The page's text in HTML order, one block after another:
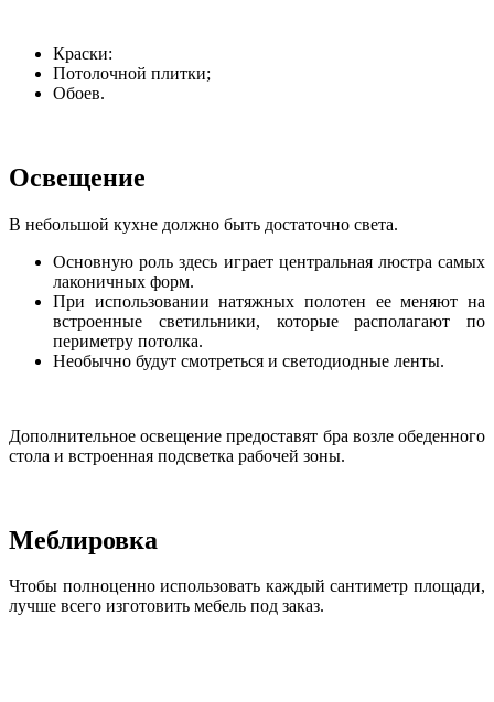
Краски:
Потолочной плитки;
Обоев.
Освещение
В небольшой кухне должно быть достаточно света.
Основную роль здесь играет центральная люстра самых
лаконичных форм.
При использовании натяжных полотен ее меняют на
встроенные светильники, которые располагают по
периметру потолка.
Необычно будут смотреться и светодиодные ленты.
Дополнительное освещение предоставят бра возле обеденного
стола и встроенная подсветка рабочей зоны.
Меблировка
Чтобы полноценно использовать каждый сантиметр площади,
лучше всего изготовить мебель под заказ.